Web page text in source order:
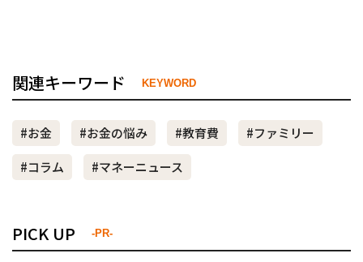
関連キーワード KEYWORD
#お金 #お金の悩み #教育費
#ファミリー
#コラム
#マネーニュース
PICK UP -PR-